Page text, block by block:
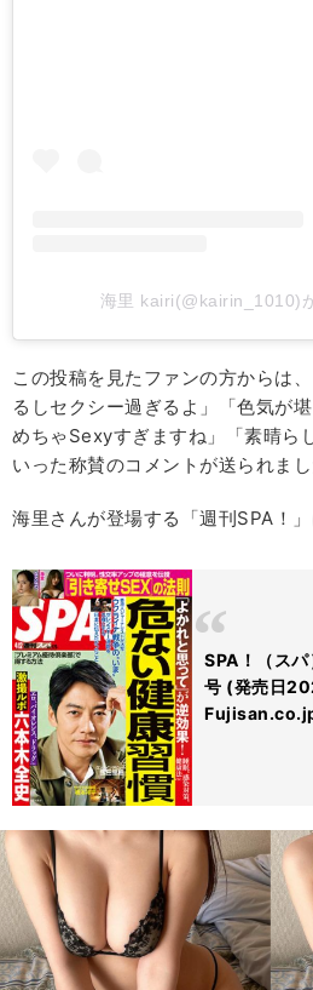
海里 kairi(@kairin_1010)
この投稿を見たファンの方からは
るしセクシー過ぎるよ」「色気が
めちゃSexyすぎますね」「素晴ら
いった称賛のコメントが送られまし
海里さんが登場する「週刊SPA！
SPA！（ス
号 (発売日